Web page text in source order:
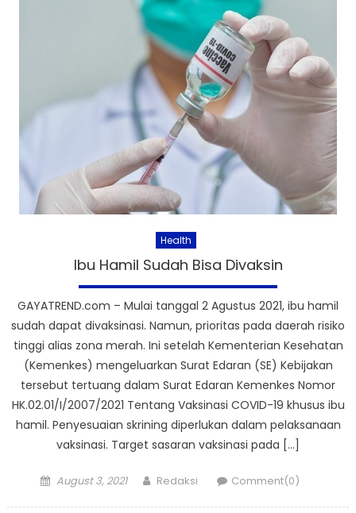
Health
Ibu Hamil Sudah Bisa Divaksin
GAYATREND.com – Mulai tanggal 2 Agustus 2021, ibu hamil
sudah dapat divaksinasi. Namun, prioritas pada daerah risiko
tinggi alias zona merah. Ini setelah Kementerian Kesehatan
(Kemenkes) mengeluarkan Surat Edaran (SE) Kebijakan
tersebut tertuang dalam Surat Edaran Kemenkes Nomor
HK.02.01/I/2007/2021 Tentang Vaksinasi COVID-19 khusus ibu
hamil. Penyesuaian skrining diperlukan dalam pelaksanaan
vaksinasi. Target sasaran vaksinasi pada […]
Posted
August 3, 2021 Author
Redaksi Comment(0)